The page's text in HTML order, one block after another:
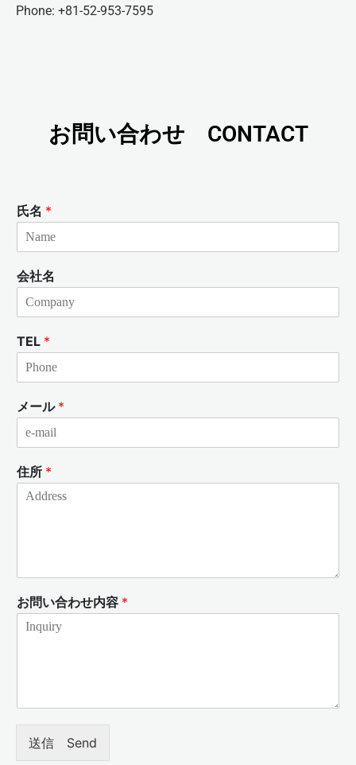
Phone: +81-52-953-7595
お問い合わせ CONTACT
氏名 *
会社名
TEL *
メール *
住所 *
お問い合わせ内容 *
送信 Send